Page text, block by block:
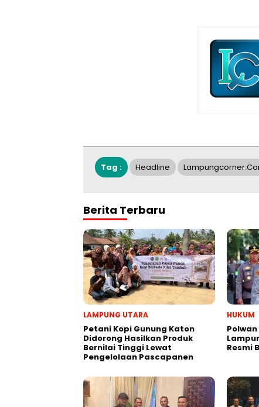
Tag : Headline
Berita Terbaru
LAMPUNG UTARA
Petani Kopi Gunung Katon
Didorong Hasilkan Produk
Bernilai Tinggi Lewat
Pengelolaan Pascapanen
HUKUM
Resmi